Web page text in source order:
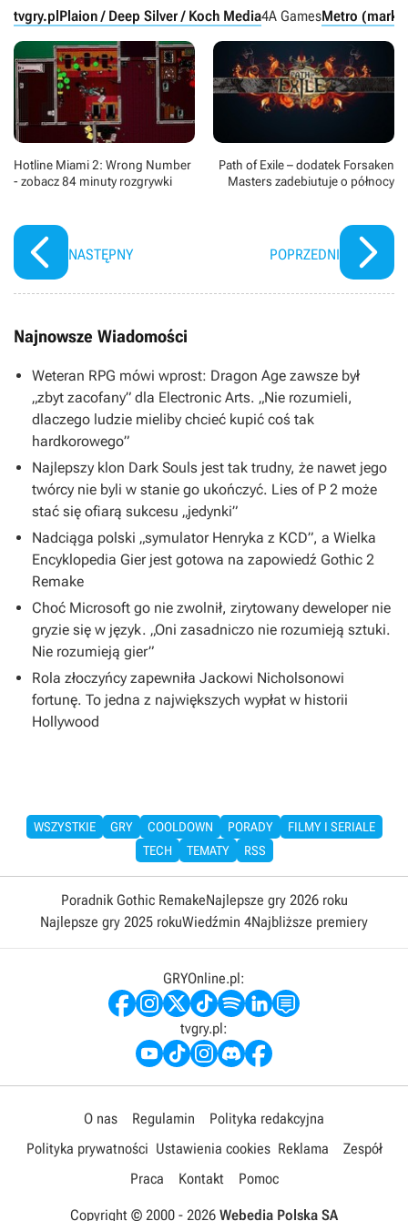
tvgry.plPlaion / Deep Silver / Koch Media4A GamesMetro
Hotline Miami 2: Wrong Number
- zobacz 84 minuty rozgrywki
NASTĘPNY
Path of Exile – dodatek Forsaken
Masters zadebiutuje o północy
POPRZEDNI
Najnowsze Wiadomości
Weteran RPG mówi wprost: Dragon Age zawsze był
„zbyt zacofany” dla Electronic Arts. „Nie rozumieli,
dlaczego ludzie mieliby chcieć kupić coś tak
hardkorowego”
Najlepszy klon Dark Souls jest tak trudny, że nawet jego
twórcy nie byli w stanie go ukończyć. Lies of P 2 może
stać się ofiarą sukcesu „jedynki”
Nadciąga polski „symulator Henryka z KCD”, a Wielka
Encyklopedia Gier jest gotowa na zapowiedź Gothic 2
Remake
Choć Microsoft go nie zwolnił, zirytowany deweloper nie
gryzie się w język. „Oni zasadniczo nie rozumieją sztuki.
Nie rozumieją gier”
Rola złoczyńcy zapewniła Jackowi Nicholsonowi
fortunę. To jedna z największych wypłat w historii
Hollywood
WSZYSTKIE GRY COOLDOWN PORADY
FILMY I SERIALE
TECH
TEMATY RSS
Poradnik Gothic RemakeNajlepsze gry 2026 roku
Najlepsze gry 2025 rokuWiedźmin 4Najbliższe premiery
GRYOnline.pl:
tvgry.pl:
O nas Regulamin
Polityka redakcyjna
Polityka prywatności Ustawienia cookies Reklama
Zespół
Praca
Kontakt Pomoc
Copyright © 2000 - 2026 Webedia Polska SA